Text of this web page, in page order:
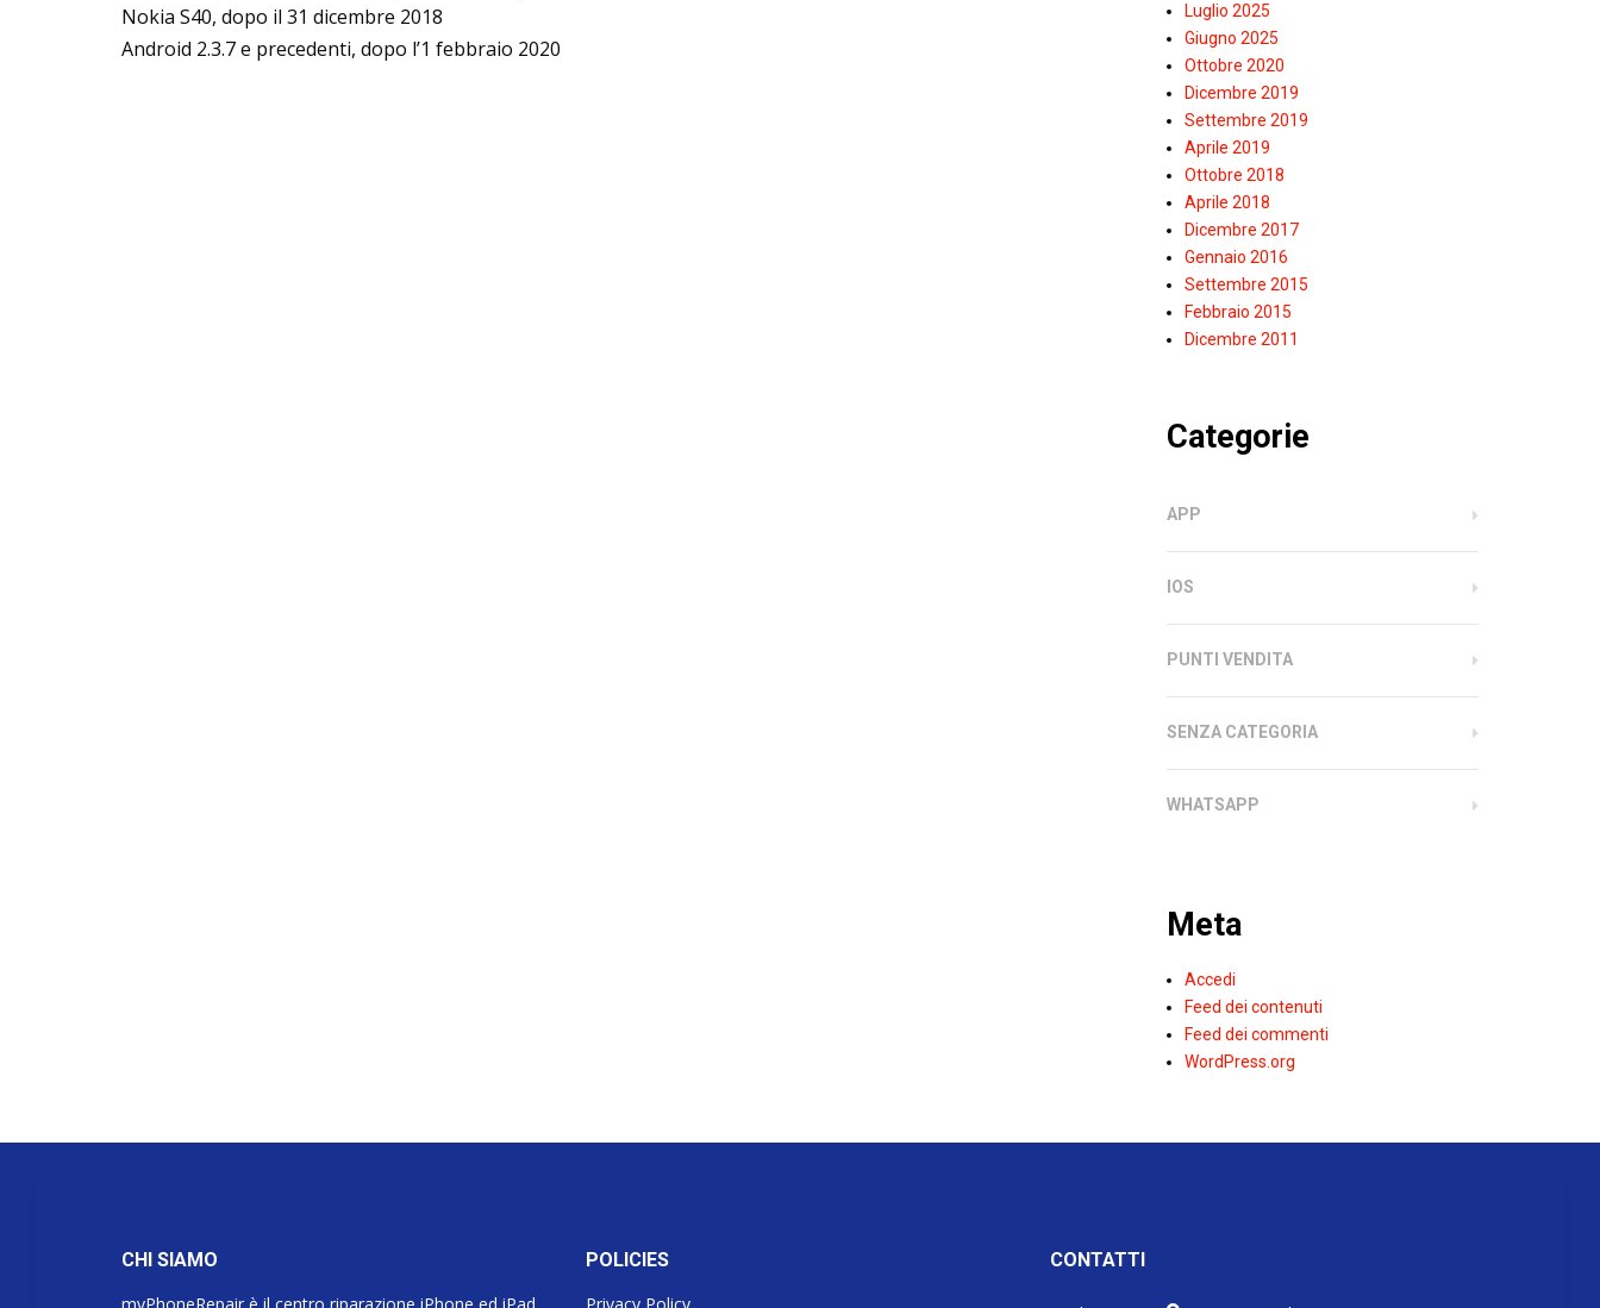
Nokia S40, dopo il 31 dicembre 2018
Android 2.3.7 e precedenti, dopo l’1 febbraio 2020
Luglio 2025
Giugno 2025
Ottobre 2020
Dicembre 2019
Settembre 2019
Aprile 2019
Ottobre 2018
Aprile 2018
Dicembre 2017
Gennaio 2016
Settembre 2015
Febbraio 2015
Dicembre 2011
Categorie
APP
IOS
PUNTI VENDITA
SENZA CATEGORIA
WHATSAPP
Meta
Accedi
Feed dei contenuti
Feed dei commenti
WordPress.org
CHI SIAMO
myPhoneRepair è il centro riparazione iPhone ed iPad
POLICIES
Privacy Policy
CONTATTI